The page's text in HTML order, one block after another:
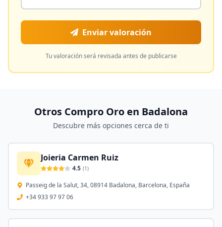
Enviar valoración
Tu valoración será revisada antes de publicarse
Otros Compro Oro en Badalona
Descubre más opciones cerca de ti
Joieria Carmen Ruiz
4.5 (1)
Passeig de la Salut, 34, 08914 Badalona, Barcelona, España
+34 933 97 97 06